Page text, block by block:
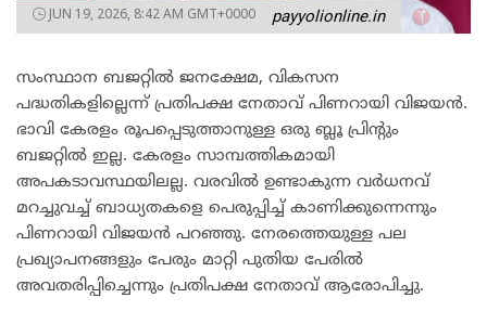
JUN 19, 2026, 8:42 AM GMT+0000 payyolionline.in
സംസ്ഥാന ബജറ്റിൽ ജനക്ഷേമ, വികസന
പദ്ധതികളില്ലെന്ന് പ്രതിപക്ഷ നേതാവ് പിണറായി വിജയൻ.
ഭാവി കേരളം രൂപപ്പെടുത്താനുള്ള ഒരു ബ്ലൂ പ്രിന്റും
ബജറ്റിൽ ഇല്ല. കേരളം സാമ്പത്തികമായി
അപകടാവസ്ഥയിലല്ല. വരവിൽ ഉണ്ടാകുന്ന വർധനവ്
മറച്ചുവച്ച് ബാധ്യതകളെ പെരുപ്പിച്ച് കാണിക്കുന്നെന്നും
പിണറായി വിജയൻ പറഞ്ഞു. നേരത്തെയുള്ള പല
പ്രഖ്യാപനങ്ങളും പേരും മാറ്റി പുതിയ പേരിൽ
അവതരിപ്പിച്ചെന്നും പ്രതിപക്ഷ നേതാവ് ആരോപിച്ചു.